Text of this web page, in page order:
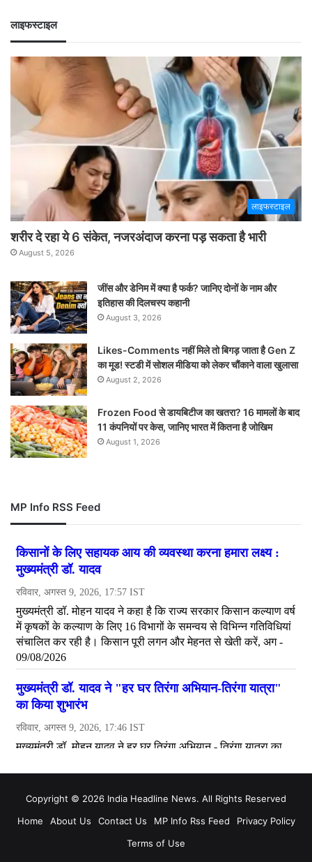
लाइफस्टाइल
लाइफस्टाइल
शरीर दे रहा ये 6 संकेत, नजरअंदाज करना पड़ सकता है भारी
August 5, 2026
जींस और डेनिम में क्या है फर्क? जानिए दोनों के नाम और
इतिहास की दिलचस्प कहानी
August 3, 2026
Likes-Comments नहीं मिले तो बिगड़ जाता है Gen Z
का मूड! स्टडी में सोशल मीडिया को लेकर चौंकाने वाला खुलासा
August 2, 2026
Frozen Food से डायबिटीज का खतरा? 16 मामलों के बाद
11 कंपनियों पर केस, जानिए भारत में कितना है जोखिम
August 1, 2026
MP Info RSS Feed
Copyright © 2026 India Headline News. All Rights Reserved
Home
About Us Contact Us MP Info Rss Feed
Privacy Policy
Terms of Use